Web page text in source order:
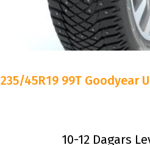
235/45R19 99T Goodyear
10-12 Dagars